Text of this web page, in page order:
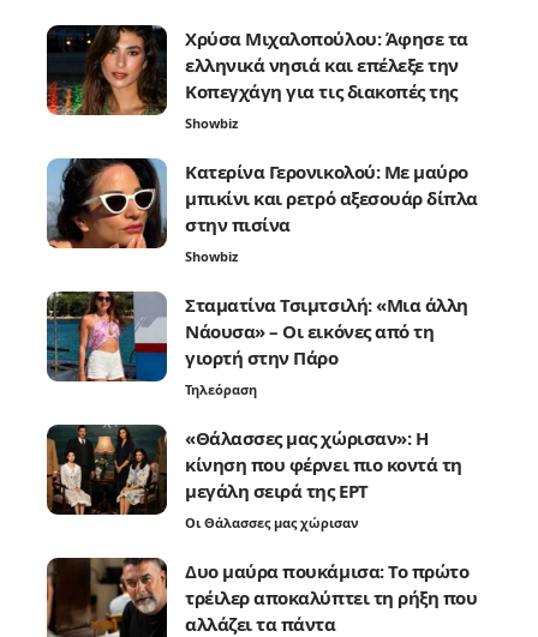
Χρύσα Μιχαλοπούλου: Άφησε τα
ελληνικά νησιά και επέλεξε την
Κοπεγχάγη για τις διακοπές της
Showbiz
Κατερίνα Γερονικολού: Με μαύρο
μπικίνι και ρετρό αξεσουάρ δίπλα
στην πισίνα
Showbiz
Σταματίνα Τσιμτσιλή: «Μια άλλη
Νάουσα» – Οι εικόνες από τη
γιορτή στην Πάρο
Τηλεόραση
«Θάλασσες μας χώρισαν»: Η
κίνηση που φέρνει πιο κοντά τη
μεγάλη σειρά της ΕΡΤ
Οι Θάλασσες μας χώρισαν
Δυο μαύρα πουκάμισα: Το πρώτο
τρέιλερ αποκαλύπτει τη ρήξη που
αλλάζει τα πάντα